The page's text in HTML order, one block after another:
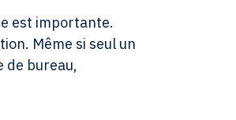
est importante.
Même si seul un
de bureau,